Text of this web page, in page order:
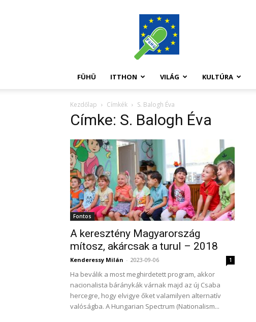
FüHü
FÜHÜ ITTHON VILÁG KULTÚRA
Kezdőlap Címkék S. Balogh Éva
Címke: S. Balogh Éva
Fontos
A keresztény Magyarország
mítosz, akárcsak a turul – 2018
Kenderessy Milán - 2023-09-06 1
Ha beválik a most meghirdetett program, akkor
nacionalista báránykák várnak majd az új Csaba
hercegre, hogy elvigye őket valamilyen alternatív
valóságba. A Hungarian Spectrum (Nationalism...